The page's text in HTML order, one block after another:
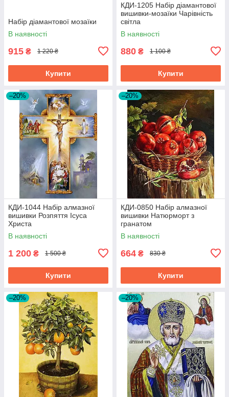
Набір діамантової мозаїки
В наявності
915 ₴ 1 220 ₴
Купити
КДИ-1205 Набір діамантової
вишивки-мозаїки Чарівність
світла
В наявності
880 ₴ 1 100 ₴
Купити
–20%
КДИ-1044 Набір алмазної
вишивки Розпяття Ісуса
Христа
В наявності
1 200 ₴ 1 500 ₴
Купити
–20%
КДИ-0850 Набір алмазної
вишивки Натюрморт з
гранатом
В наявності
664 ₴ 830 ₴
Купити
–20% –20%